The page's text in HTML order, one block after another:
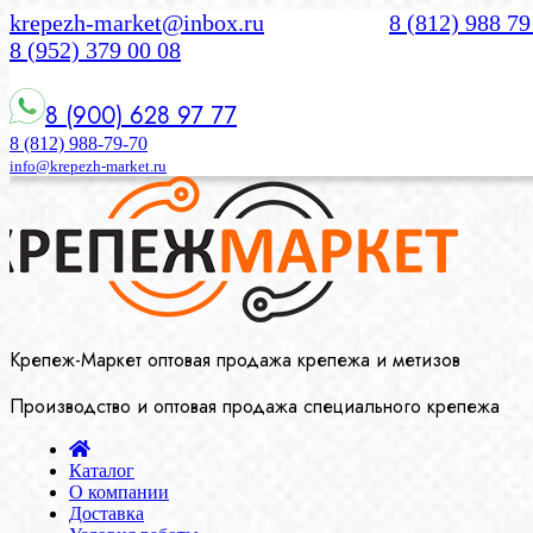
krepezh-market@inbox.ru
8 (812) 988
8 (952) 379 00 08
8 (900) 628 97 77
8 (812) 988-79-70
info@krepezh-market.ru
Крепеж-Маркет оптовая продажа крепежа и метизов
Производство и оптовая продажа специального крепежа
Каталог
О компании
Доставка